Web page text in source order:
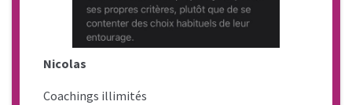
Nicolas
Coachings illimités